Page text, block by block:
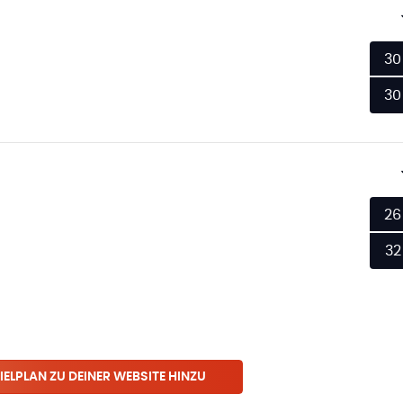
30
30
26
32
ZU DEINER WEBSITE HINZU